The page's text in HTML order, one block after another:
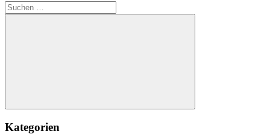
Suchen
nach:
Suchen
Kategorien